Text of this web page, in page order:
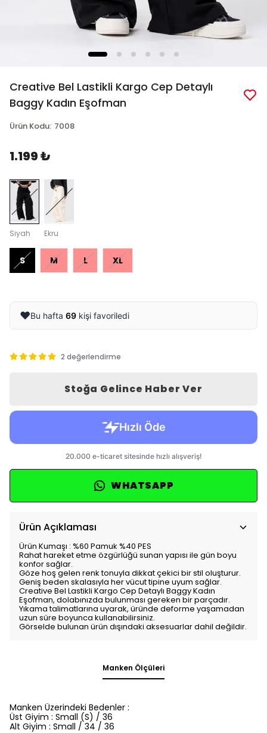
Creative Bel Lastikli Kargo Cep Detaylı
Baggy Kadın Eşofman
Ürün Kodu: 7008
1.199 ₺
Siyah Ekru
S M L XL
❤️Bu hafta 69 kişi favoriledi
2 değerlendirme
Stoğa Gelince Haber Ver
WHATSAPP
Ürün Açıklaması
Ürün Kumaşı : %60 Pamuk %40 PES
Rahat hareket etme özgürlüğü sunan yapısı ile gün boyu
konfor sağlar.
Göze hoş gelen renk tonuyla dikkat çekici bir stil oluşturur.
Geniş beden skalasıyla her vücut tipine uyum sağlar.
Creative Bel Lastikli Kargo Cep Detaylı Baggy Kadın
Eşofman, dolabınızda bulunması gereken bir parçadır.
Yıkama talimatlarına uyarak, üründe deforme yaşamadan
uzun süre boyunca kullanabilirsiniz.
Görselde bulunan ürün dışındaki aksesuarlar dahil değildir.
Manken Ölçüleri
Manken Üzerindeki Bedenler :
Üst Giyim : Small (S) / 36
Alt Giyim : Small / 34 / 36